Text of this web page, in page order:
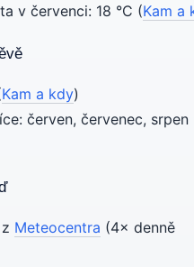
v červenci: 18 °C (Kam a
Kam a kdy)
červen, červenec, srpen
Meteocentra (4× denně